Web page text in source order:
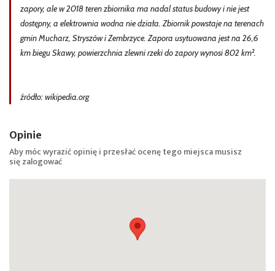
zapory, ale w 2018 teren zbiornika ma nadal status budowy i nie jest
dostępny, a elektrownia wodna nie działa. Zbiornik powstaje na terenach
gmin Mucharz, Stryszów i Zembrzyce. Zapora usytuowana jest na 26,6
km biegu Skawy, powierzchnia zlewni rzeki do zapory wynosi 802 km².
źródło: wikipedia.org
Opinie
Aby móc wyrazić opinię i przesłać ocenę tego miejsca musisz
sięzalogować